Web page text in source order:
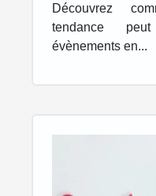
Découvrez
tendance
évènements en...